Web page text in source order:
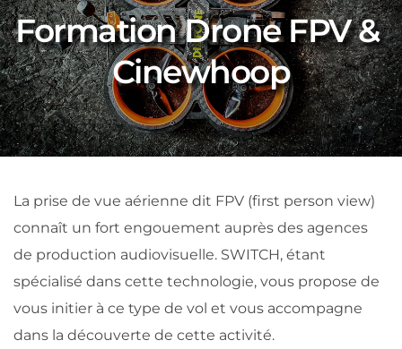
Formation Drone FPV &
Cinewhoop
La prise de vue aérienne dit FPV (first person view)
connaît un fort engouement auprès des agences
de production audiovisuelle. SWITCH, étant
spécialisé dans cette technologie, vous propose de
vous initier à ce type de vol et vous accompagne
dans la découverte de cette activité.